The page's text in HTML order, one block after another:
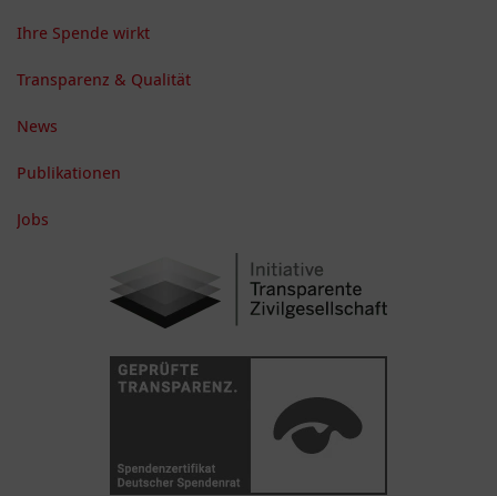
Ihre Spende wirkt
Transparenz & Qualität
News
Publikationen
Jobs